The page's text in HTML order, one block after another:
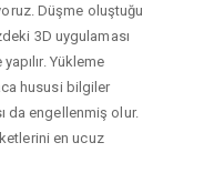
Düşme oluştuğu
3D uygulaması
Yükleme
hususi bilgiler
da engellenmiş olur.
en ucuz